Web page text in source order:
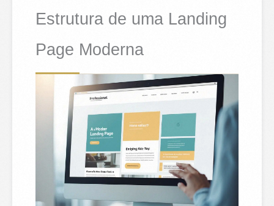
Estrutura de uma Landing
Page Moderna